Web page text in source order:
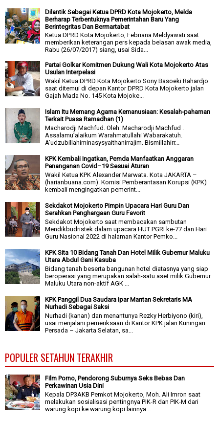
Dilantik Sebagai Ketua DPRD Kota Mojokerto, Melda
Berharap Terbentuknya Pemerintahan Baru Yang
Berintegritas Dan Bermartabat
Ketua DPRD Kota Mojokerto, Febriana Meldyawati saat
memberikan keterangan pers kepada belasan awak media,
Rabu (26/07/2017) siang, usai Sida...
Partai Golkar Komitmen Dukung Wali Kota Mojokerto Atas
Usulan Interpelasi
Wakil Ketua DPRD Kota Mojokerto Sony Basoeki Rahardjo
saat ditemui di depan Kantor DPRD Kota Mojokerto jalan
Gajah Mada No. 145 Kota Mojoke...
Islam Itu Memang Agama Kemanusiaan: Kesalah-pahaman
Terkait Puasa Ramadhan (1)
Macharodji Machfud. Oleh: Macharodji Machfud .
Assalamu’alaikum Warahmatullahi Wabarakatuh.
A’udzubillahiminasysyaithanirrajim. Bismillahirr...
KPK Kembali Ingatkan, Pemda Manfaatkan Anggaran
Penanganan Covid–19 Sesuai Aturan
Wakil Ketua KPK Alexander Marwata. Kota JAKARTA –
(harianbuana.com). Komisi Pemberantasan Korupsi (KPK)
kembali mengingatkan pemerint...
Sekdakot Mojokerto Pimpin Upacara Hari Guru Dan
Serahkan Penghargaan Guru Favorit
Sekdakot Mojokerto saat membacakan sambutan
Mendikbudristek dalam upacara HUT PGRI ke-77 dan Hari
Guru Nasional 2022 di halaman Kantor Pemko...
KPK Sita 10 Bidang Tanah Dan Hotel Milik Gubernur Maluku
Utara Abdul Gani Kasuba
Bidang tanah beserta bangunan hotel diatasnya yang siap
beroperasi yang merupakan salah-satu aset milik Gubernur
Maluku Utara non-aktif AGK ...
KPK Panggil Dua Saudara Ipar Mantan Sekretaris MA
Nurhadi Sebagai Saksi
Nurhadi (kanan) dan menantunya Rezky Herbiyono (kiri),
usai menjalani pemeriksaan di Kantor KPK jalan Kuningan
Persada – Jakarta Selatan, sa...
POPULER SETAHUN TERAKHIR
Film Porno, Pendorong Suburnya Seks Bebas Dan
Perkawinan Usia Dini
Kepala DP3AKB Pemkot Mojokerto, Moh. Ali Imron saat
melakukan sosialisasi pentingnya PIK-R dan PIK-M dari
warung kopi ke warung kopi lainnya...